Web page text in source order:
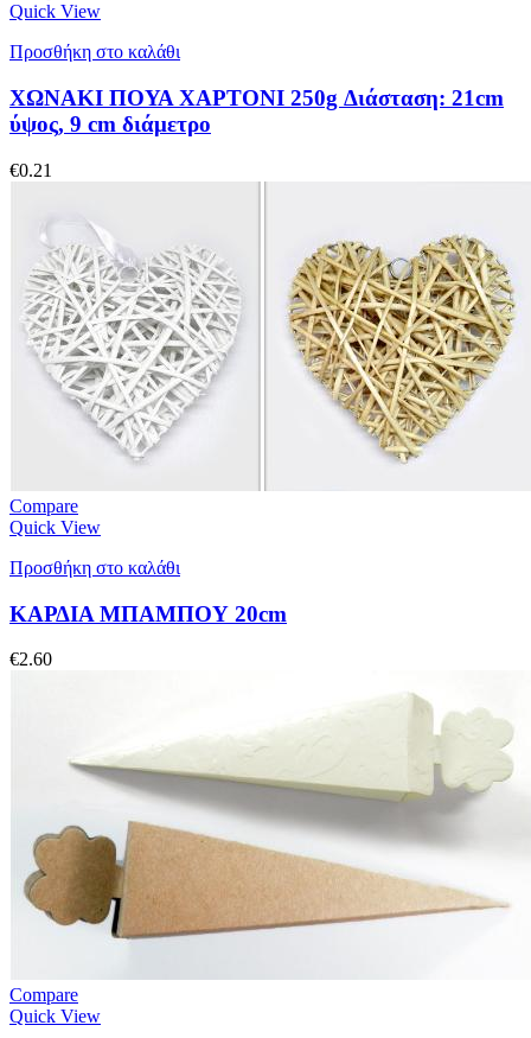
Quick View
Προσθήκη στο καλάθι
ΧΩΝΑΚΙ ΠΟΥΑ ΧΑΡΤΟΝΙ 250g Διάσταση: 21cm
ύψος, 9 cm διάμετρο
€0.21
Compare
Quick View
Προσθήκη στο καλάθι
ΚΑΡΔΙΑ ΜΠΑΜΠΟΥ 20cm
€2.60
Compare
Quick View